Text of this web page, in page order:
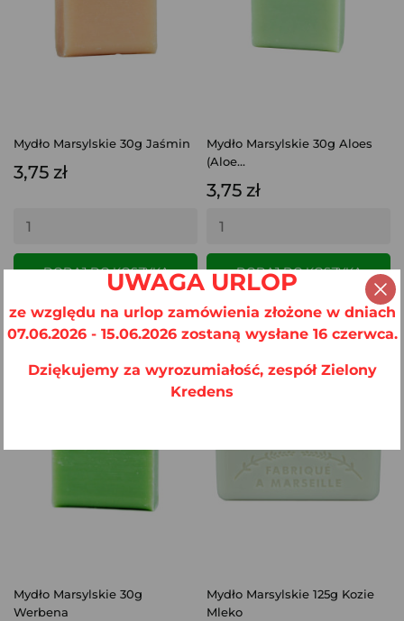
Mydło Marsylskie 30g Jaśmin
3,75 zł
DODAJ DO KOSZYKA
Mydło Marsylskie 30g Aloes
(Aloe...
3,75 zł
DODAJ DO KOSZYKA
Mydło Marsylskie 30g
Werbena
Mydło Marsylskie 125g Kozie
Mleko
UWAGA URLOP
ze względu na urlop zamówienia złożone w dniach
07.06.2026 - 15.06.2026 zostaną wysłane 16 czerwca.
Dziękujemy za wyrozumiałość, zespół Zielony
Kredens